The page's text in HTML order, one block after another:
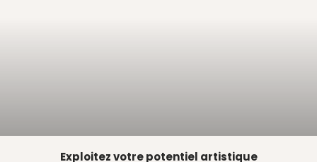
Exploitez votre potentiel artistique